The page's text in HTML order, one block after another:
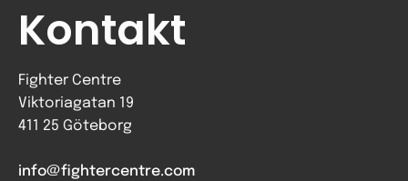
Kontakt
Fighter Centre
Viktoriagatan 19
411 25 Göteborg
info@fightercentre.com